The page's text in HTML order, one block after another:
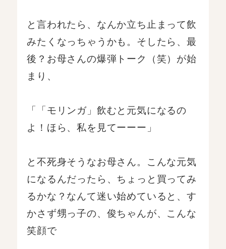
と言われたら、なんか立ち止まって飲
みたくなっちゃうかも。そしたら、最
後？お母さんの爆弾トーク（笑）が始
まり、
「「モリンガ」飲むと元気になるの
よ！ほら、私を見てーーー」
と不死身そうなお母さん。こんな元気
になるんだったら、ちょっと買ってみ
るかな？なんて迷い始めていると、す
かさず甥っ子の、俊ちゃんが、こんな
笑顔で